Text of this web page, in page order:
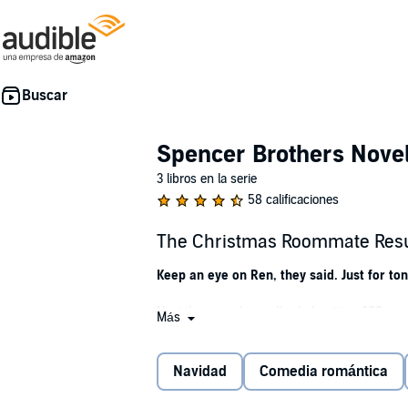
Spencer Brothers
3 libros en la serie
58 calificaciones
The Christmas Roommate
Keep an eye on Ren, they said. Just for
Next thing you know, I'm babysitting 300
The problem? How to show Ren I want to
Más
Navidad Comedia romántica